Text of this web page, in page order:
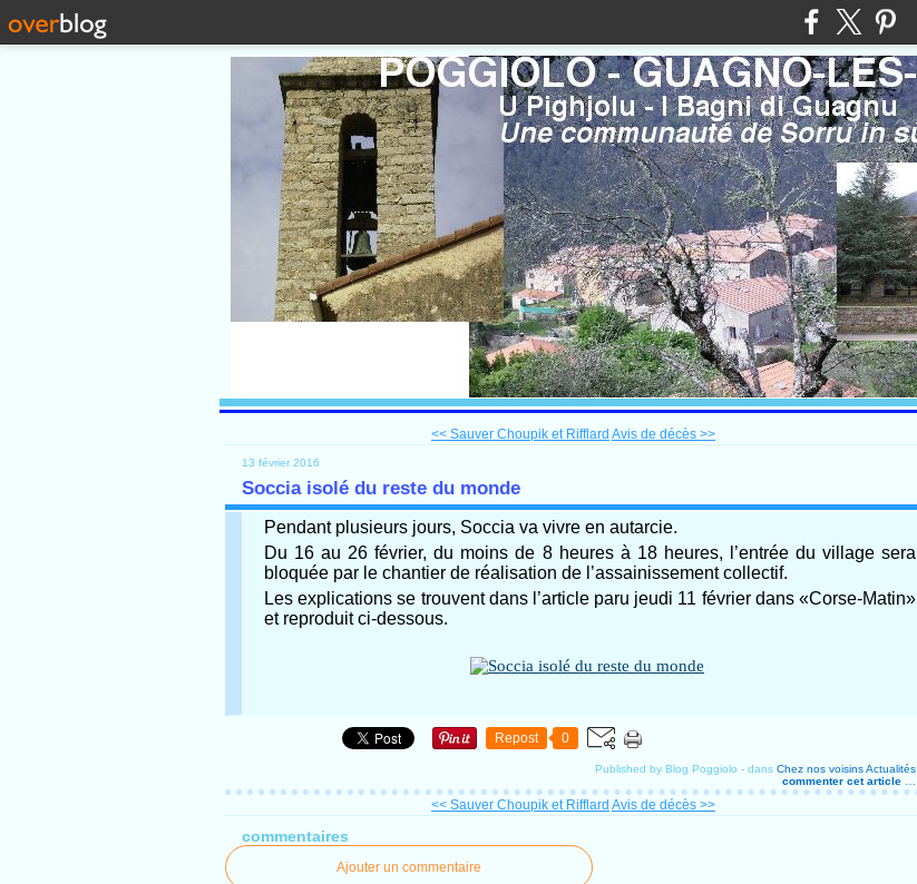
<< Sauver Choupik et Rifflard Avis de décès >>
13 février 2016
Soccia isolé du reste du monde
Pendant plusieurs jours, Soccia va vivre en autarcie.
Du 16 au 26 février, du moins de 8 heures à 18 heures, l’entrée du village sera
bloquée par le chantier de réalisation de l’assainissement collectif.
Les explications se trouvent dans l’article paru jeudi 11 février dans «Corse-Matin»
et reproduit ci-dessous.
Repost 0
Published by Blog Poggiolo - dans Chez nos voisinsActualités
commenter cet article
<< Sauver Choupik et Rifflard Avis de décès >>
commentaires
Ajouter un commentaire